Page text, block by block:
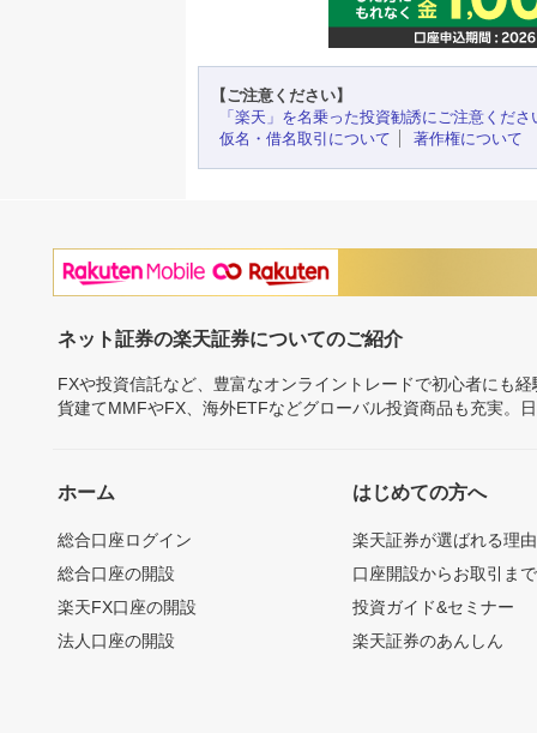
【ご注意ください】
「楽天」を名乗った投資勧誘にご注意くださ
仮名・借名取引について
著作権について
ネット証券の楽天証券についてのご紹介
FXや投資信託など、豊富なオンライントレードで初心者にも
貨建てMMFやFX、海外ETFなどグローバル投資商品も充実。
ホーム
総合口座ログイン
総合口座の開設
楽天FX口座の開設
法人口座の開設
はじめての方へ
楽天証券が選ばれる理由
口座開設からお取引ま
投資ガイド&セミナー
楽天証券のあんしん